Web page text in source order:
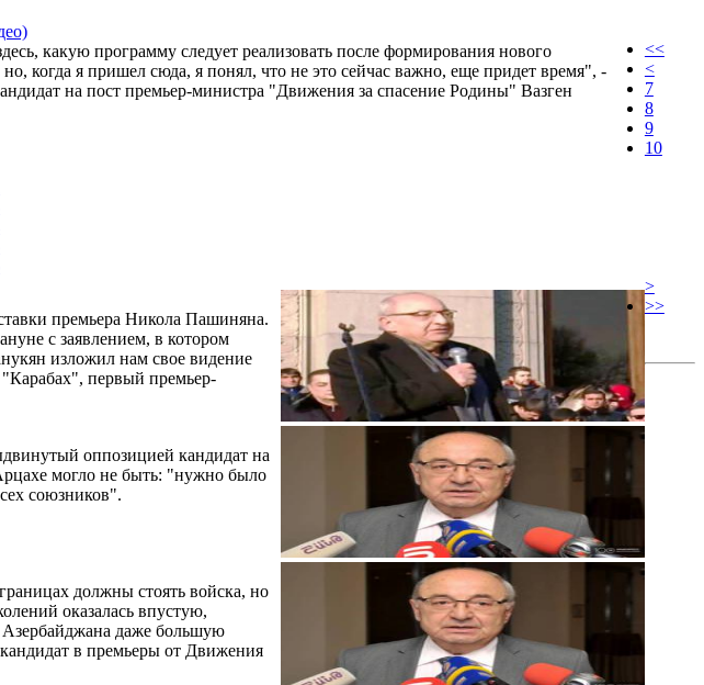
какую программу следует реализовать после формирования нового
когда я пришел сюда, я понял, что не это сейчас важно, еще придет время", -
на пост премьер-министра "Движения за спасение Родины" Вазген
премьера Никола Пашиняна.
с заявлением, в котором
изложил нам свое видение
первый премьер-
оппозицией кандидат на
могло не быть: "нужно было
союзников".
должны стоять войска, но
оказалась впустую,
даже большую
в премьеры от Движения
<<
<
7
8
9
10
>
>>